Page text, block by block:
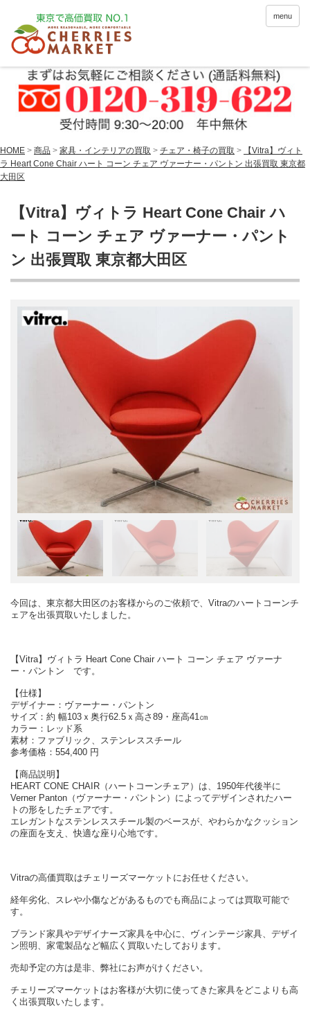
menu
HOME > 商品 > 家具・インテリアの買取 > チェア・椅子の買取 >
【Vitra】ヴィト
ラ Heart Cone Chair ハート コーン チェア ヴァーナー・パントン 出張買取 東京都
大田区
【Vitra】ヴィトラ Heart Cone Chair ハ
ート コーン チェア ヴァーナー・パント
ン 出張買取 東京都大田区
今回は、東京都大田区のお客様からのご依頼で、Vitraのハートコーンチ
ェアを出張買取いたしました。
【Vitra】ヴィトラ Heart Cone Chair ハート コーン チェア ヴァーナ
ー・パントン です。
【仕様】
デザイナー：ヴァーナー・パントン
サイズ：約 幅103ｘ奥行62.5ｘ高さ89・座高41㎝
カラー：レッド系
素材：ファブリック、ステンレススチール
参考価格：554,400 円
【商品説明】
HEART CONE CHAIR（ハートコーンチェア）は、1950年代後半に
Verner Panton（ヴァーナー・パントン）によってデザインされたハー
トの形をしたチェアです。
エレガントなステンレススチール製のベースが、やわらかなクッション
の座面を支え、快適な座り心地です。
Vitraの高価買取はチェリーズマーケットにお任せください。
経年劣化、スレや小傷などがあるものでも商品によっては買取可能で
す。
ブランド家具やデザイナーズ家具を中心に、ヴィンテージ家具、デザイ
ン照明、家電製品など幅広く買取いたしております。
売却予定の方は是非、弊社にお声がけください。
チェリーズマーケットはお客様が大切に使ってきた家具をどこよりも高
く出張買取いたします。